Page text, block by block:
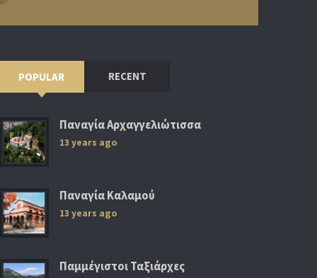
POPULAR RECENT
Παναγία Αρχαγγελιώτισσα
13 years ago
Παναγία Καλαμού
13 years ago
Παμμέγιστοι Ταξιάρχες